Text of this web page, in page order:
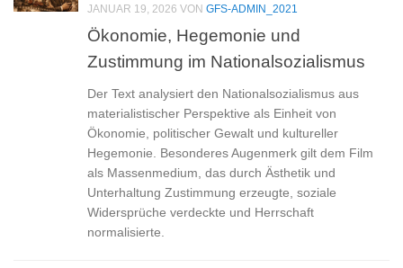
JANUAR 19, 2026 VON GFS-ADMIN_2021
Ökonomie, Hegemonie und
Zustimmung im Nationalsozialismus
Der Text analysiert den Nationalsozialismus aus
materialistischer Perspektive als Einheit von
Ökonomie, politischer Gewalt und kultureller
Hegemonie. Besonderes Augenmerk gilt dem Film
als Massenmedium, das durch Ästhetik und
Unterhaltung Zustimmung erzeugte, soziale
Widersprüche verdeckte und Herrschaft
normalisierte.